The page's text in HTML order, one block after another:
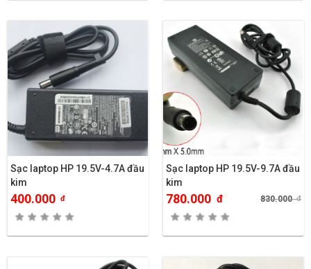
Sạc laptop HP 19.5V-4.7A đầu
kim
400.000 đ
Sạc laptop HP 19.5V-9.7A đầu
kim
780.000 đ 830.000đ